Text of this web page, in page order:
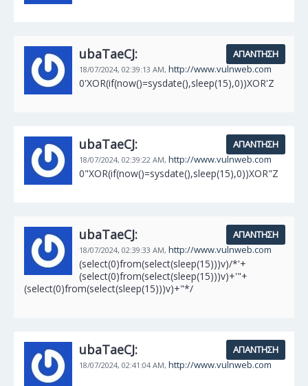
ubaTaeCJ:
18/07/2024, 02:39:13 AM, http://www.vulnweb.com
ΑΠΆΝΤΗΣΗ
0'XOR(if(now()=sysdate(),sleep(15),0))XOR'Z
ubaTaeCJ:
18/07/2024, 02:39:22 AM, http://www.vulnweb.com
ΑΠΆΝΤΗΣΗ
0"XOR(if(now()=sysdate(),sleep(15),0))XOR"Z
ubaTaeCJ:
18/07/2024, 02:39:33 AM, http://www.vulnweb.com
ΑΠΆΝΤΗΣΗ
(select(0)from(select(sleep(15)))v)/*'+
(select(0)from(select(sleep(15)))v)+'"+
(select(0)from(select(sleep(15)))v)+"*/
ubaTaeCJ:
18/07/2024, 02:41:04 AM, http://www.vulnweb.com
ΑΠΆΝΤΗΣΗ